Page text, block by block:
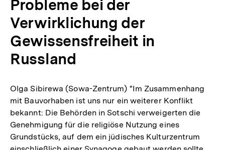
Probleme bei der
Verwirklichung der
Gewissensfreiheit in
Russland
Olga Sibirewa (Sowa-Zentrum) "Im Zusammenhang
mit Bauvorhaben ist uns nur ein weiterer Konflikt
bekannt: Die Behörden in Sotschi verweigerten die
Genehmigung für die religiöse Nutzung eines
Grundstücks, auf dem ein jüdisches Kulturzentrum